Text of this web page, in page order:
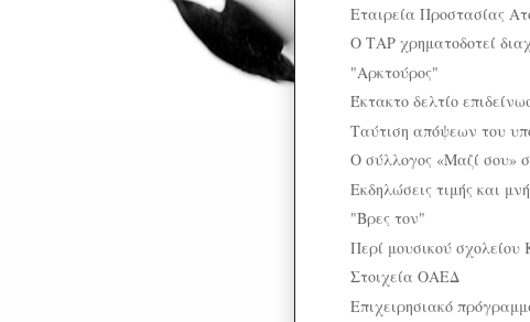
Εταιρεία Προστασίας
Ο ΤΑΡ χρηματοδοτεί
"Αρκτούρος"
Έκτακτο δελτίο
Ταύτιση απόψεων του
Ο σύλλογος «Μαζί σου»
Eκδηλώσεις τιμής και
"Βρες τον"
Περί μουσικού σχολείου
Στοιχεία ΟΑΕΔ
Επιχειρησιακό